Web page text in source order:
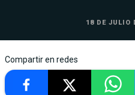
18 DE JULIO
Compartir en redes